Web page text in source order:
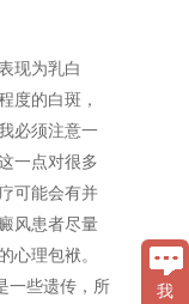
现为乳白
度的白斑，
必须注意一
一点对很多
可能会有并
风患者尽量
心理包袱。
一些遗传，所
我